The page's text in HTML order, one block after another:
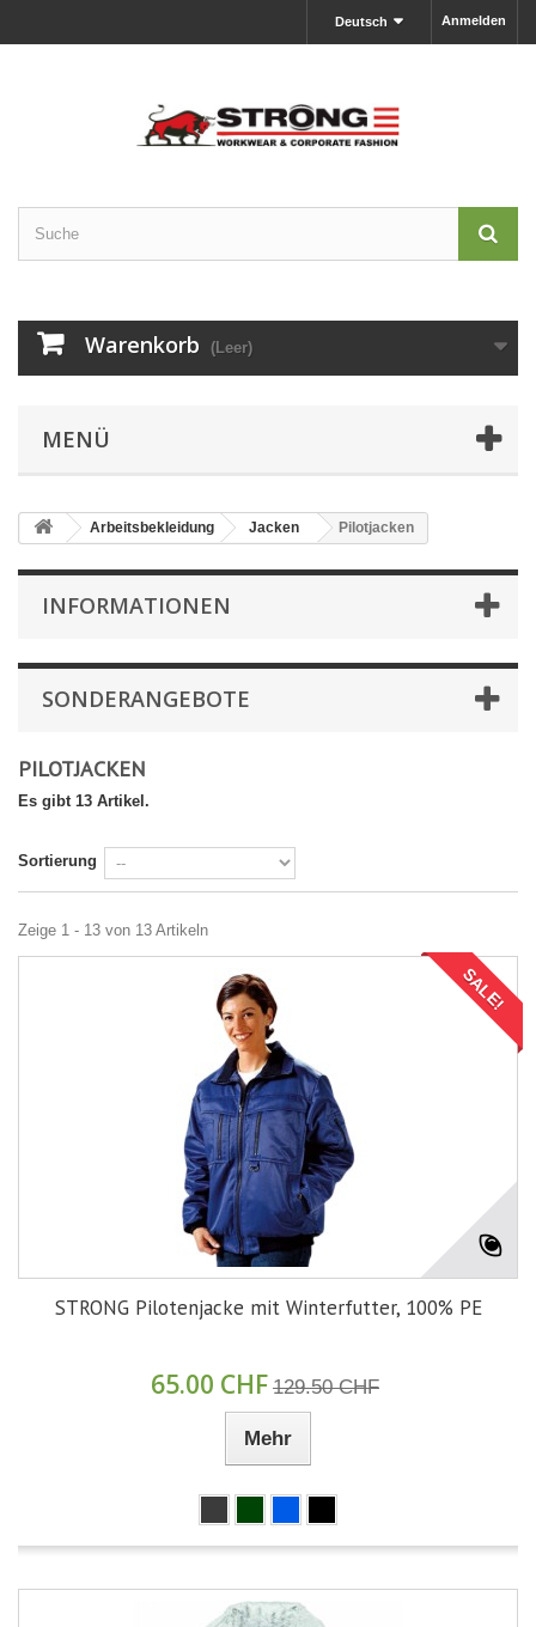
Anmelden
Deutsch
Warenkorb (Leer)
MENÜ
Arbeitsbekleidung Jacken Pilotjacken
INFORMATIONEN
SONDERANGEBOTE
PILOTJACKEN
Es gibt 13 Artikel.
Sortierung
Zeige 1 - 13 von 13 Artikeln
SALE!
STRONG Pilotenjacke mit Winterfutter, 100% PE
65.00 CHF 129.50 CHF
Mehr